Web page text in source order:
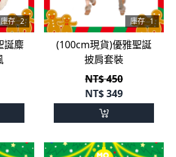
庫存 2
誕麋
庫存 1
(100cm現貨)優雅聖誕
披肩套裝
NT$ 450
NT$349